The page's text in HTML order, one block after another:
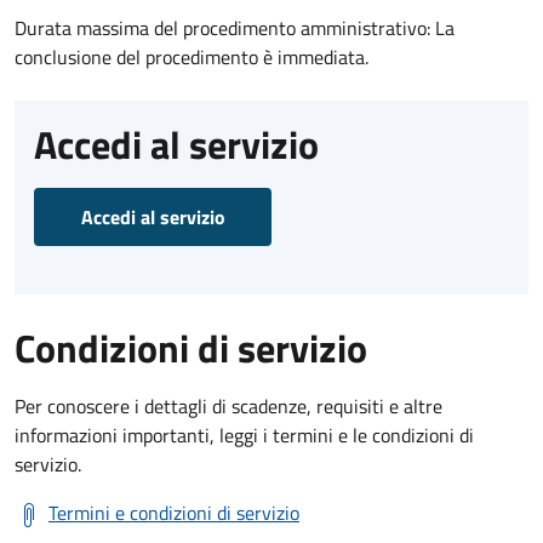
Durata massima del procedimento amministrativo: La
conclusione del procedimento è immediata.
Accedi al servizio
Accedi al servizio
Condizioni di servizio
Per conoscere i dettagli di scadenze, requisiti e altre
informazioni importanti, leggi i termini e le condizioni di
servizio.
Termini e condizioni di servizio